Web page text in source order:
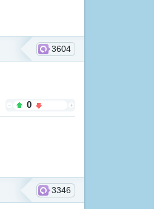
3604
0
3346